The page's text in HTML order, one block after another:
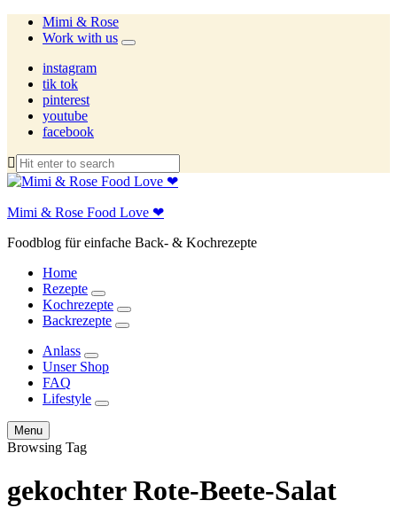
Mimi & Rose
Work with us
expand
instagram
tik tok
pinterest
youtube
facebook
Mimi & Rose Food Love ❤
Foodblog für einfache Back- & Kochrezepte
Home
Rezepte
expand
child
menu
Kochrezepte
expand
child
Backrezepte
expand
Anlass
expand
child
Unser Shop
FAQ
Lifestyle
expand
Search
Menu
Browsing Tag
gekochter Rote-Beete-Salat